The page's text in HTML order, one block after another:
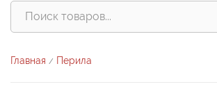
Главная / Перила